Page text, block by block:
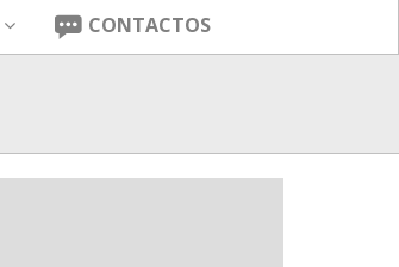
CONTACTOS